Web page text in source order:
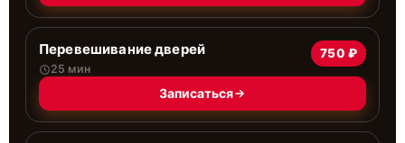
Перевешивание дверей
25 мин
750 ₽
Записаться